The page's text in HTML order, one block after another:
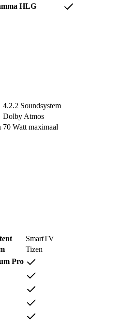
HLG
4.2.2 Soundsystem
Dolby Atmos
70 Watt maximaal
SmartTV
Tizen
Pro